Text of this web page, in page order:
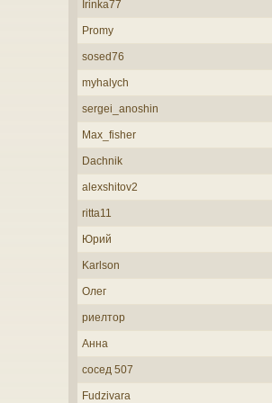
Irinka77
Promy
sosed76
myhalych
sergei_anoshin
Max_fisher
Dachnik
alexshitov2
ritta11
Юрий
Karlson
Олег
риелтор
Анна
сосед 507
Fudzivara